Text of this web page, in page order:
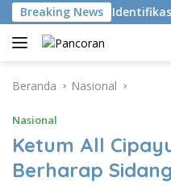
Langsung
ke
konten
Breaking News
KKI Identifikasi 10
Beranda Nasional
Nasional
Ketum All
Berharap